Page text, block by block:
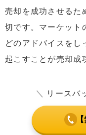
売却を成功させるた
切です。マーケット
どのアドバイスをし
起こすことが売却成
＼ リースバ
【